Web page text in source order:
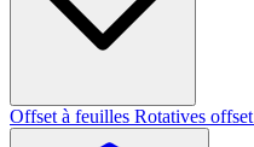
Offset à feuilles Rotatives offset